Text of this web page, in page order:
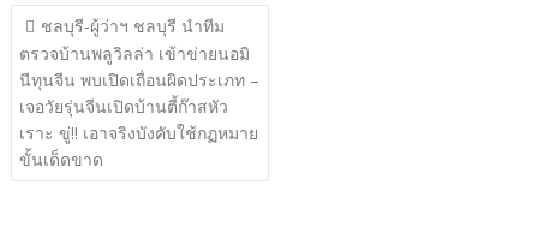
แนะแนว
เรื่อง
ชลบุรี-ผู้ว่าฯ ชลบุรี นำทีม
ตรวจบ้านพลูวิลล่า เข้าข่ายนอมิ
นีทุนจีน พบเปิดเถื่อนผิดประเภท –
เจอวัยรุ่นจีนเปิดบ้านตี้ก๊าสหัว
เราะ ขู่!! เอาจริงบังคับใช้กฏหมาย
ขั้นเด็ดขาด